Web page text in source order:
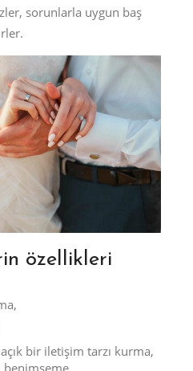
sorunlarla uygun baş
özellikleri
bir iletişim tarzı kurma,